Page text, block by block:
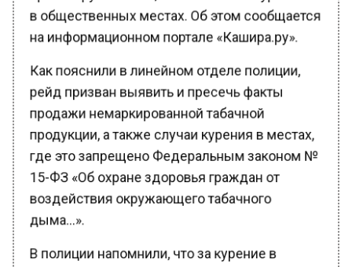
в общественных местах. Об этом сообщается
на информационном портале «Кашира.ру».
Как пояснили в линейном отделе полиции,
рейд призван выявить и пресечь факты
продажи немаркированной табачной
продукции, а также случаи курения в местах,
где это запрещено Федеральным законом №
15-ФЗ «Об охране здоровья граждан от
воздействия окружающего табачного
дыма…».
В полиции напомнили, что за курение в